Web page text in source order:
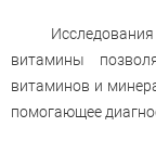
витамины
витаминов и
помогающее